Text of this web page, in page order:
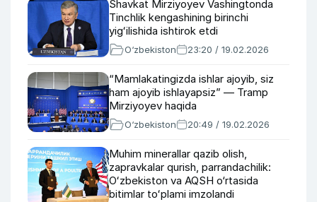
Shavkat Mirziyoyev Vashingtonda
Tinchlik kengashining birinchi
yigʻilishida ishtirok etdi
O‘zbekiston 23:20 / 19.02.2026
“Mamlakatingizda ishlar ajoyib, siz
ham ajoyib ishlayapsiz” — Tramp
Mirziyoyev haqida
O‘zbekiston 20:49 / 19.02.2026
Muhim minerallar qazib olish,
zapravkalar qurish, parrandachilik:
Oʻzbekiston va AQSH o‘rtasida
bitimlar toʻplami imzolandi